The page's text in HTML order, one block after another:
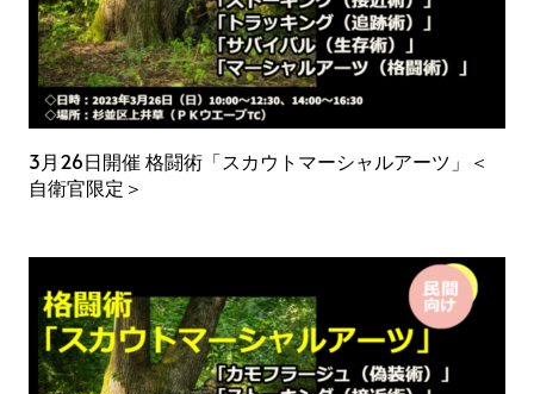
3月26日開催 格闘術「スカウトマーシャルアーツ」＜
自衛官限定＞